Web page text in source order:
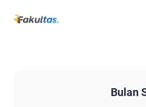
Bulan